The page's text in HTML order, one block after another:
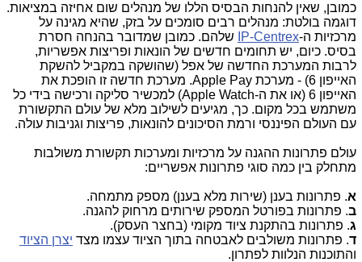
כמובן, שאין להנחות הבסיס הללו של מנהלים שום אחיזה במציאות.
דוגמה בולטת: מנהלים רבים סומכים על בזק, שהיא מגינה על
מרכזיות ה-IP-Centrex
שלהם. כמובן שמדובר בהנחה חסרת
בסיס. כיום, יש תחומים חדשים של הונאות ופריצות אפשריות,
לרבות המערכת החדשה של אפל (שהושקה במקביל להשקת
האייפון 6) - מערכת
Apple Pay. מערכת חדשה זו הופכת את
האייפון 6 (או את ה-
Apple Watch) למכשיר סליקה ורכישה בידי כל
משתמש בכל מקום. כך, מגיעים לשילוב מלא של עולם התקשורת
עם העולם הפיננסי ורמת הסיכונים להונאות, פריצות וגניבות עולה.
עולם פתרונות ההגנה על מרכזיות ומערכות תקשורת משולבות
מתחלק בין כמה סוגי פתרונות אפשריים:
א. פתרונות בענן (שירות מלא בענן) מספק מתמחה.
ב. פתרונות בפורטל המספק שירותים מרחוק להגנה.
ג. פתרונות בהתקנת ציוד מקומי (בחצר העסק).
ד. פתרונות משולבים לאבטחה בתוך הציוד עצמו מצד יצרן הציוד
והתוכנות הנלוות לפתרון.